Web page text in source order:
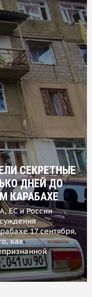
СЕКРЕТНЫЕ
ДНЕЙ ДО
КАРАБАХЕ
ЕС и России
17 сентября,
как